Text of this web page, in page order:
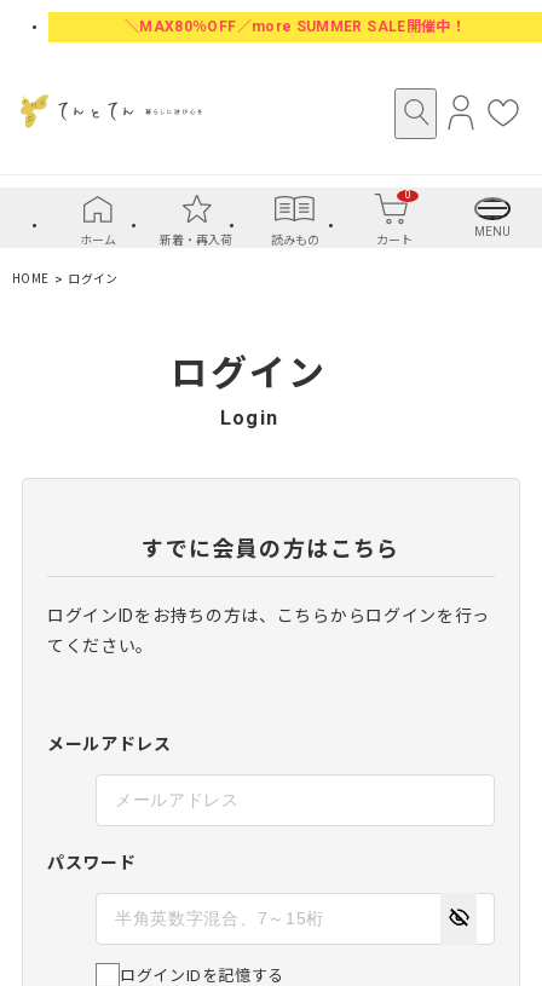
＼MAX80％OFF／more SUMMER SALE開催中！
入
り
ホーム 新着・再入荷 読みもの カート
0
MENU
HOME ログイン
ログイン
Login
すでに会員の方はこちら
ログインIDをお持ちの方は、こちらからログインを行っ
てください。
メールアドレス
パスワード
ログインIDを記憶する